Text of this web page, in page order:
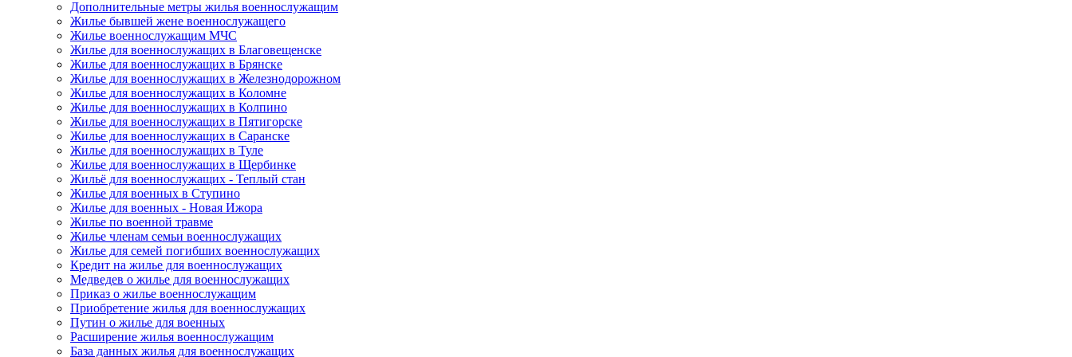
Дополнительные метры жилья военнослужащим
Жилье бывшей жене военнослужащего
Жилье военнослужащим МЧС
Жилье для военнослужащих в Благовещенске
Жилье для военнослужащих в Брянске
Жилье для военнослужащих в Железнодорожном
Жилье для военнослужащих в Коломне
Жилье для военнослужащих в Колпино
Жилье для военнослужащих в Пятигорске
Жилье для военнослужащих в Саранске
Жилье для военнослужащих в Туле
Жилье для военнослужащих в Щербинке
Жильё для военнослужащих - Теплый стан
Жилье для военных в Ступино
Жилье для военных - Новая Ижора
Жилье по военной травме
Жилье членам семьи военнослужащих
Жилье для семей погибших военнослужащих
Кредит на жилье для военнослужащих
Медведев о жилье для военнослужащих
Приказ о жилье военнослужащим
Приобретение жилья для военнослужащих
Путин о жилье для военных
Расширение жилья военнослужащим
База данных жилья для военнослужащих